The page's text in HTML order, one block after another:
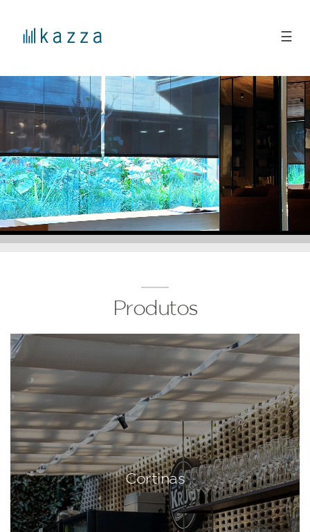
☰
Produtos
Cortinas